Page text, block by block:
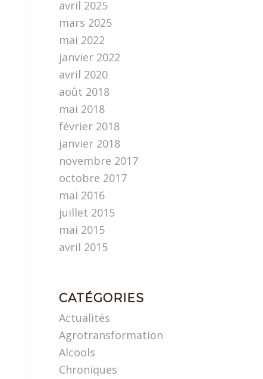
avril 2025
mars 2025
mai 2022
janvier 2022
avril 2020
août 2018
mai 2018
février 2018
janvier 2018
novembre 2017
octobre 2017
mai 2016
juillet 2015
mai 2015
avril 2015
CATÉGORIES
Actualités
Agrotransformation
Alcools
Chroniques